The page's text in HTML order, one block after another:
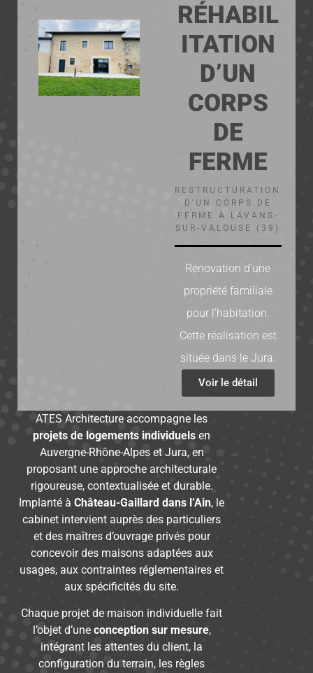
RÉHABIL
ITATION
D’UN
CORPS
DE
FERME
RESTRUCTURATION
D'UN CORPS DE
FERME À LAVANS-
SUR-VALOUSE (39)
Rénovation d’une
propriété familiale
pour l’habitation.
Cette réalisation est
située dans le Jura.
Voir le détail
ATES Architecture accompagne les
projets de logements individuels en
Auvergne-Rhône-Alpes et Jura, en
proposant une approche architecturale
rigoureuse, contextualisée et durable.
Implanté àChâteau-Gaillard dans l’Ain, le
cabinet intervient auprès des particuliers
et des maîtres d’ouvrage privés pour
concevoir des maisons adaptées aux
usages, aux contraintes réglementaires et
aux spécificités du site.
Chaque projet de maison individuelle fait
l’objet d’une conception sur mesure,
intégrant les attentes du client, la
configuration du terrain, les règles